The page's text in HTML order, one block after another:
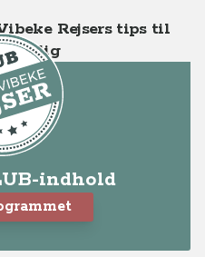
Rejsers tips til
indhold